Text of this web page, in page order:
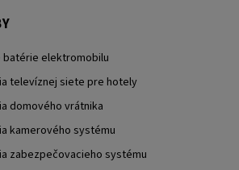
batérie elektromobilu
televíznej siete pre hotely
domového vrátnika
kamerového systému
zabezpečovacieho systému